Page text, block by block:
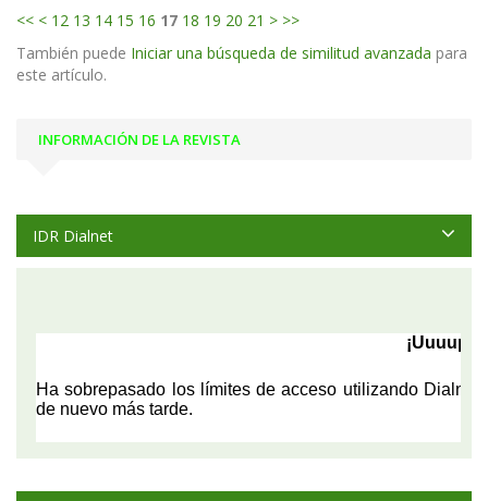
<< < 12 13 14 15 16 17 18 19 20 21 > >>
También puede Iniciar una búsqueda de similitud avanzada para
este artículo.
INFORMACIÓN DE LA REVISTA
IDR Dialnet